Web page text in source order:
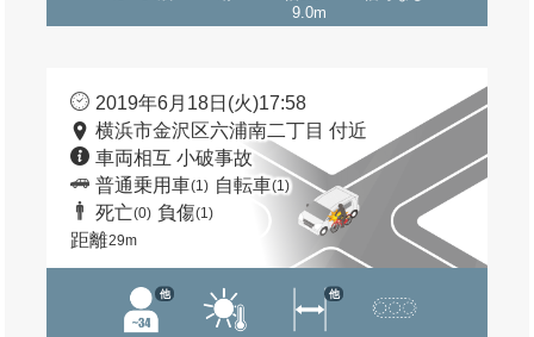
9.0m
2019年6月18日(火)17:58
横浜市金沢区六浦南二丁目 付近
車両相互 小破事故
普通乗用車(1) 自転車(1)
死亡(0) 負傷(1)
距離29m
他 他